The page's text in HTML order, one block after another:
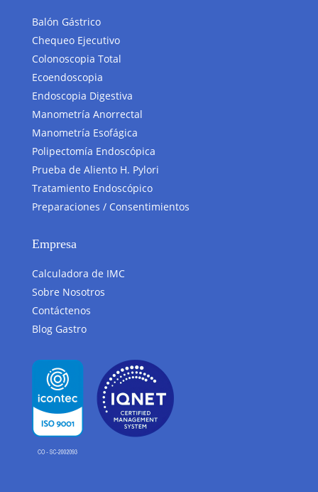
Balón Gástrico
Chequeo Ejecutivo
Colonoscopia Total
Ecoendoscopia
Endoscopia Digestiva
Manometría Anorrectal
Manometría Esofágica
Polipectomía Endoscópica
Prueba de Aliento H. Pylori
Tratamiento Endoscópico
Preparaciones / Consentimientos
Empresa
Calculadora de IMC
Sobre Nosotros
Contáctenos
Blog Gastro